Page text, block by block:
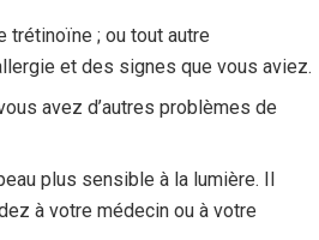
trétinoïne ; ou tout autre
et des signes que vous aviez.
avez d’autres problèmes de
plus sensible à la lumière. Il
à votre médecin ou à votre